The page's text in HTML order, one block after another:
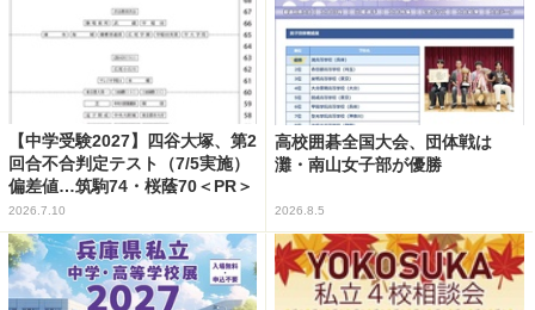
【中学受験2027】四谷大塚、第2
回合不合判定テスト（7/5実施）
偏差値…筑駒74・桜蔭70＜PR＞
2026.7.10
高校囲碁全国大会、団体戦は
灘・南山女子部が優勝
2026.8.5